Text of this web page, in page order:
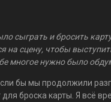
сыграть и бросить
на сцену, чтобы
многое нужно было
бы мы продолжили
броска карты. Я всё